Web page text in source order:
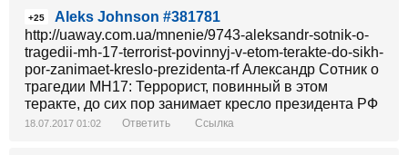
+25
Aleks Johnson #381781
http://uaway.com.ua/mnenie/9743-aleksandr-sotnik-o-
tragedii-mh-17-terrorist-povinnyj-v-etom-terakte-do-sikh-
por-zanimaet-kreslo-prezidenta-rf Александр Сотник о
трагедии MH17: Террорист, повинный в этом
теракте, до сих пор занимает кресло президента РФ
18.07.2017 01:02 Ответить Ссылка